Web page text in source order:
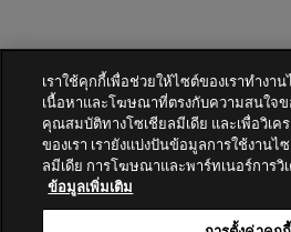
เราใช้คุกกี้เพื่อช่วยให้ไซต์ของเราทำงา
เนื้อหาและโฆษณาที่ตรงกับความสนใจข
คุณสมบัติทางโซเชียลมีเดีย และเพื่อวิเค
ของเรา เรายังแบ่งปันข้อมูลการใช้งานไ
ลมีเดีย การโฆษณาและพาร์ทเนอร์การวิ
ข้อมูลเพิ่มเติม